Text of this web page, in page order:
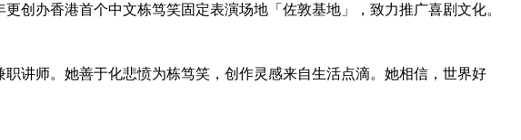
更创办香港⾸个中⽂栋笃笑固定表演场地「佐敦基地」，致⼒推广喜剧⽂化。
讲师。她善于化悲愤为栋笃笑，创作灵感来自生活点滴。她相信，世界好